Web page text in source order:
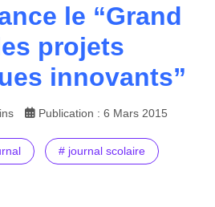
le “Grand
projets
innovants”
Publication : 6 Mars 2015
# journal scolaire